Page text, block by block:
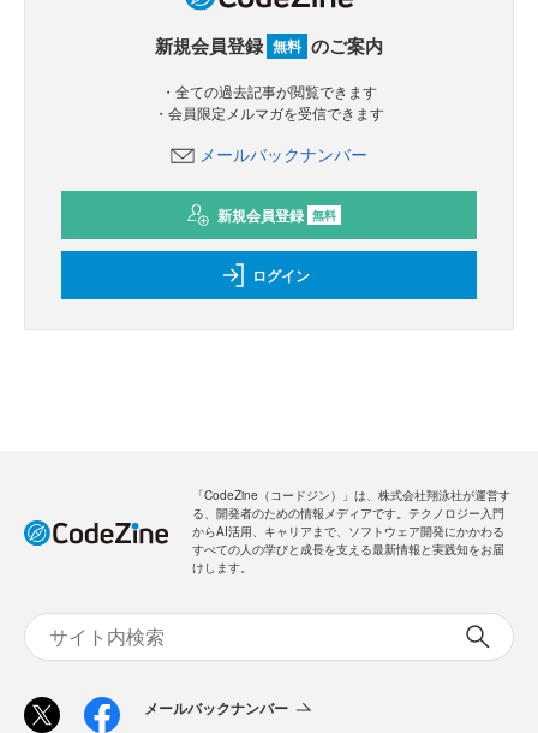
新規会員登録 無料 のご案内
・全ての過去記事が閲覧できます
・会員限定メルマガを受信できます
メールバックナンバー
新規会員登録 無料
ログイン
「CodeZine（コードジン）」は、株式会社翔泳社が運営す
る、開発者のための情報メディアです。テクノロジー入門
からAI活用、キャリアまで、ソフトウェア開発にかかわる
すべての人の学びと成長を支える最新情報と実践知をお届
けします。
メールバックナンバー